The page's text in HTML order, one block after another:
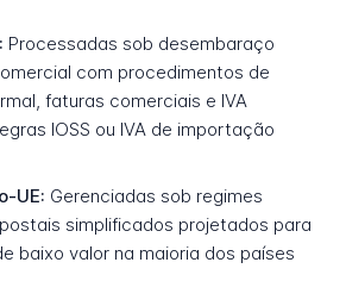
Processadas sob desembaraço
com procedimentos de
faturas comerciais e IVA
IOSS ou IVA de importação
UE: Gerenciadas sob regimes
simplificados projetados para
baixo valor na maioria dos países